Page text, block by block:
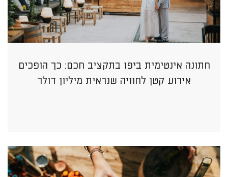
חתונה אינטימית ביפו בתקציב חכם: כך הופכים
אירוע קטן לחוויה שנראית מיליון דולר